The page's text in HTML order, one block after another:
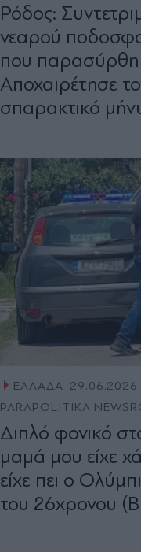
Ρόδος:
νεαρού
που
Αποχαιρέτησε
σπαρακτικό
ΕΛΛΑΔΑ 29.06.2026
PARAPOLITIKA
Διπλό φονικό
μαμά μου είχε
είχε πει ο
του 26χρονου